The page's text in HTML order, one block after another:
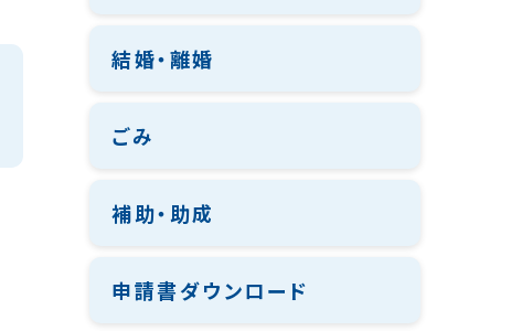
結婚・離婚
ごみ
補助・助成
申請書ダウンロード